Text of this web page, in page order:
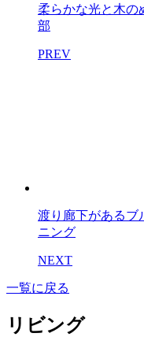
柔らかな光と木の
部
PREV
渡り廊下があるブ
ニング
NEXT
一覧に戻る
リビング